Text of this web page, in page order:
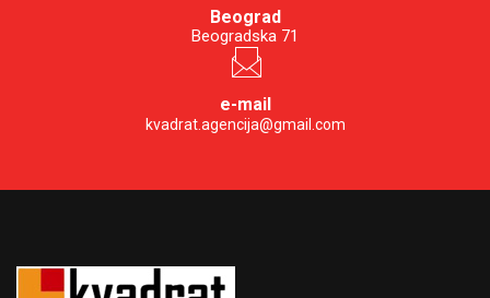
Beograd
Beogradska 71
e-mail
kvadrat.agencija@gmail.com